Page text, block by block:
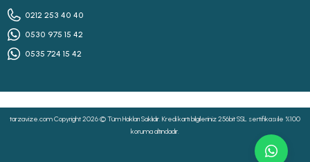
0212 253 40 40
0530 975 15 42
0535 724 15 42
tarzavize.com Copyright 2026 © Tüm Hakları Saklıdır. Kredi kartı bilgileriniz 256bit SSL sertifikası ile %100
koruma altındadır.